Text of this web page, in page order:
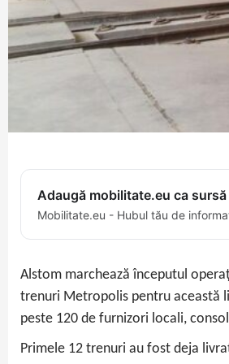
Adaugă mobilitate.eu ca
Mobilitate.eu - Hubul tău de
Alstom marchează începutul
trenuri Metropolis pentru această
peste 120 de furnizori locali,
Primele 12 trenuri au fost deja